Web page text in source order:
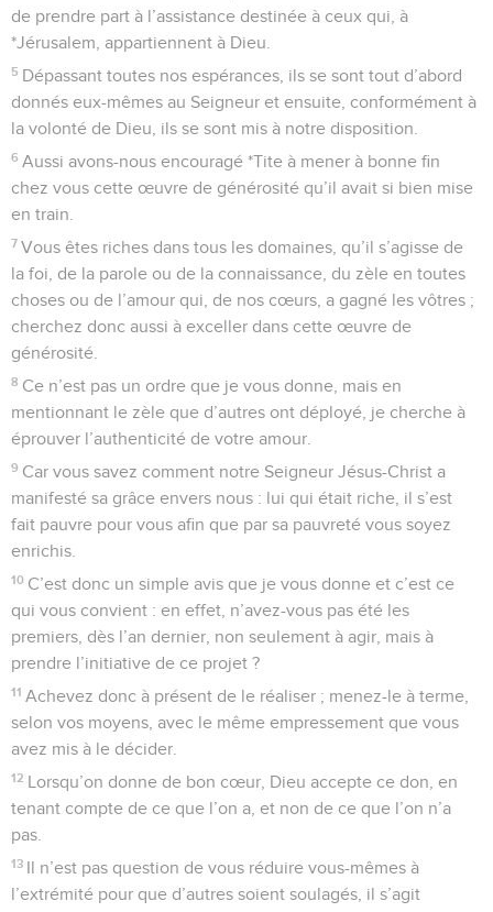
de prendre part à l’assistance destinée à ceux qui, à
*Jérusalem, appartiennent à Dieu.
5 Dépassant toutes nos espérances, ils se sont tout d’abord
donnés eux-mêmes au Seigneur et ensuite, conformément à
la volonté de Dieu, ils se sont mis à notre disposition.
6 Aussi avons-nous encouragé *Tite à mener à bonne fin
chez vous cette œuvre de générosité qu’il avait si bien mise
en train.
7 Vous êtes riches dans tous les domaines, qu’il s’agisse de
la foi, de la parole ou de la connaissance, du zèle en toutes
choses ou de l’amour qui, de nos cœurs, a gagné les vôtres ;
cherchez donc aussi à exceller dans cette œuvre de
générosité.
8 Ce n’est pas un ordre que je vous donne, mais en
mentionnant le zèle que d’autres ont déployé, je cherche à
éprouver l’authenticité de votre amour.
9 Car vous savez comment notre Seigneur Jésus-Christ a
manifesté sa grâce envers nous : lui qui était riche, il s’est
fait pauvre pour vous afin que par sa pauvreté vous soyez
enrichis.
10 C’est donc un simple avis que je vous donne et c’est ce
qui vous convient : en effet, n’avez-vous pas été les
premiers, dès l’an dernier, non seulement à agir, mais à
prendre l’initiative de ce projet ?
11 Achevez donc à présent de le réaliser ; menez-le à terme,
selon vos moyens, avec le même empressement que vous
avez mis à le décider.
12 Lorsqu’on donne de bon cœur, Dieu accepte ce don, en
tenant compte de ce que l’on a, et non de ce que l’on n’a
pas.
13 Il n’est pas question de vous réduire vous-mêmes à
l’extrémité pour que d’autres soient soulagés, il s’agit